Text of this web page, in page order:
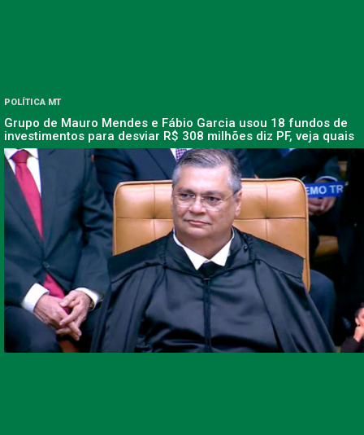
POLÍTICA MT
Grupo de Mauro Mendes e Fábio Garcia usou 18 fundos de
investimentos para desviar R$ 308 milhões diz PF, veja quais